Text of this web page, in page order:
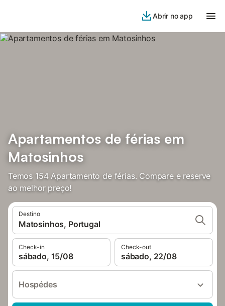
Abrir no app
Apartamentos de férias em
Matosinhos
Temos 154 Apartamento de férias. Compare e reserve
ao melhor preço!
Destino
Matosinhos, Portugal
Check-in
sábado, 15/08
Check-out
sábado, 22/08
Hospédes